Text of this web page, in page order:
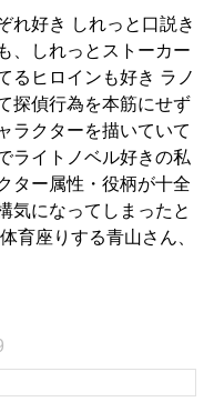
れ好き しれっと口説き
、しれっとストーカー
るヒロインも好き ラノ
探偵行為を本筋にせず
ラクターを描いていて
ライトノベル好きの私
ター属性・役柄が十全
気になってしまったと
育座りする青山さん、